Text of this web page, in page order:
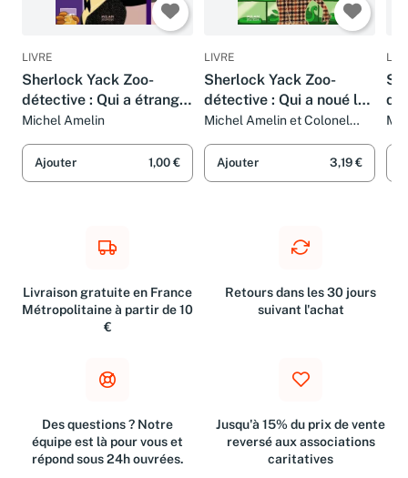
LIVRE
Sherlock Yack Zoo-
détective : Qui a étranglé
le tigre ?
Michel Amelin
Ajouter 1,00 €
LIVRE
Sherlock Yack Zoo-
détective : Qui a noué le
python ?
Michel Amelin et Colonel
Ajouter 3,19 €
Livraison gratuite en France
Métropolitaine à partir de 10
€
Retours dans les 30 jours
suivant l'achat
Des questions ? Notre
équipe est là pour vous et
répond sous 24h ouvrées.
Jusqu'à 15% du prix de vente
reversé aux associations
caritatives